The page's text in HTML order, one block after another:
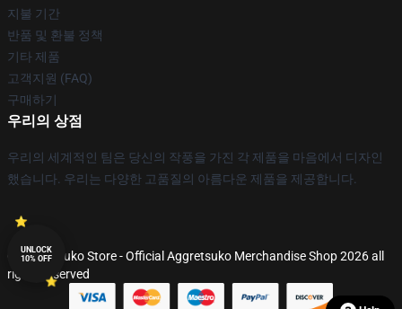
지불 기간
반품 및 환불 정책
기타 제품
고객지원 (FAQ)
구매하기
우리의 상점
우리의 세계적인 팀은 당신의 작풍을 가진 각 제품을 마음에서 디자인
했습니다. 우리는 다양한 고품질의 아름다운 제품을 제공합니다.
© Aggretsuko Store - Official Aggretsuko Merchandise Shop 2026 all
rights reserved
UNLOCK
10% OFF